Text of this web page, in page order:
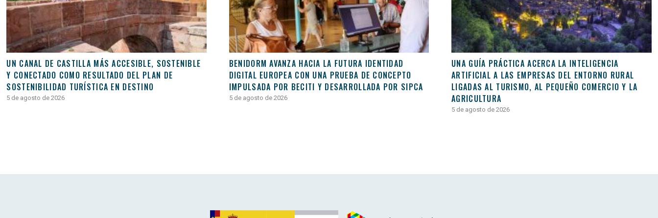
UN CANAL DE CASTILLA MÁS ACCESIBLE, SOSTENIBLE
Y CONECTADO COMO RESULTADO DEL PLAN DE
SOSTENIBILIDAD TURÍSTICA EN DESTINO
5 de agosto de 2026
BENIDORM AVANZA HACIA LA FUTURA IDENTIDAD
DIGITAL EUROPEA CON UNA PRUEBA DE CONCEPTO
IMPULSADA POR BECITI Y DESARROLLADA POR SIPCA
5 de agosto de 2026
UNA GUÍA PRÁCTICA ACERCA LA INTELIGENCIA
ARTIFICIAL A LAS EMPRESAS DEL ENTORNO RURAL
LIGADAS AL TURISMO, AL PEQUEÑO COMERCIO Y LA
AGRICULTURA
5 de agosto de 2026